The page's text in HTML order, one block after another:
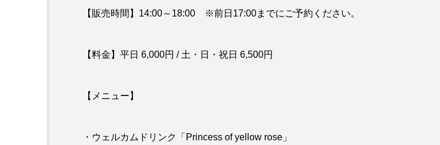
【販売時間】14:00～18:00 ※前日17:00までにご予約ください。
【料金】平日 6,000円 / 土・日・祝日 6,500円
【メニュー】
・ウェルカムドリンク「Princess of yellow rose」